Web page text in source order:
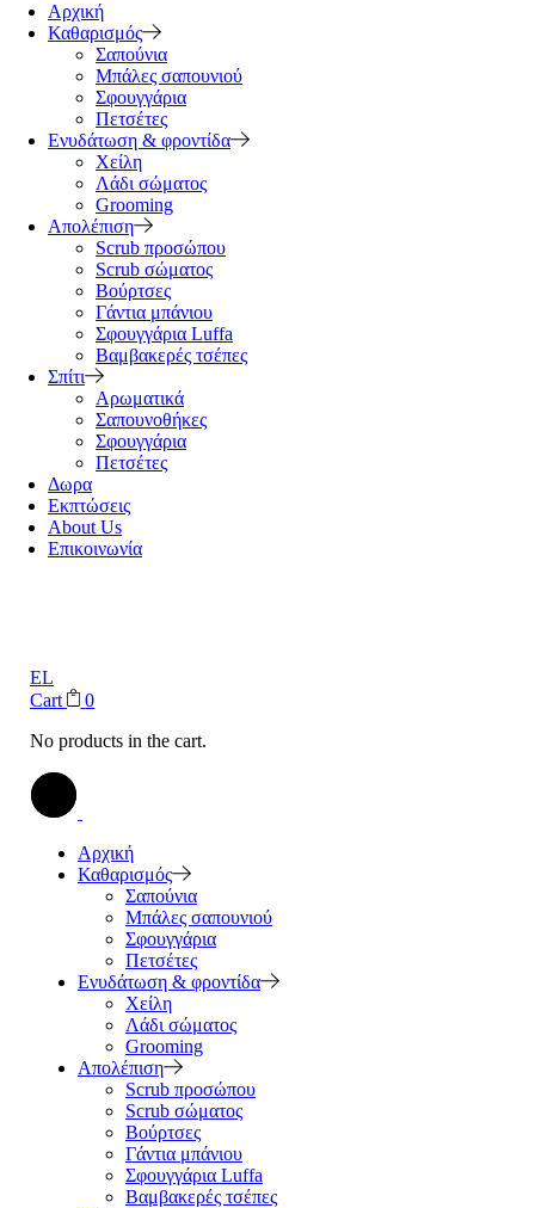
Αρχική
Καθαρισμός
Σαπούνια
Μπάλες σαπουνιού
Σφουγγάρια
Πετσέτες
Ενυδάτωση & φροντίδα
Χείλη
Λάδι σώματος
Grooming
Απολέπιση
Scrub προσώπου
Scrub σώματος
Βούρτσες
Γάντια μπάνιου
Σφουγγάρια Luffa
Βαμβακερές τσέπες
Σπίτι
Αρωματικά
Σαπουνοθήκες
Σφουγγάρια
Πετσέτες
Δωρα
Εκπτώσεις
About Us
Επικοινωνία
EL
Cart
0
No products in the cart.
Αρχική
Καθαρισμός
Σαπούνια
Μπάλες σαπουνιού
Σφουγγάρια
Πετσέτες
Ενυδάτωση & φροντίδα
Χείλη
Λάδι σώματος
Grooming
Απολέπιση
Scrub προσώπου
Scrub σώματος
Βούρτσες
Γάντια μπάνιου
Σφουγγάρια Luffa
Βαμβακερές τσέπες